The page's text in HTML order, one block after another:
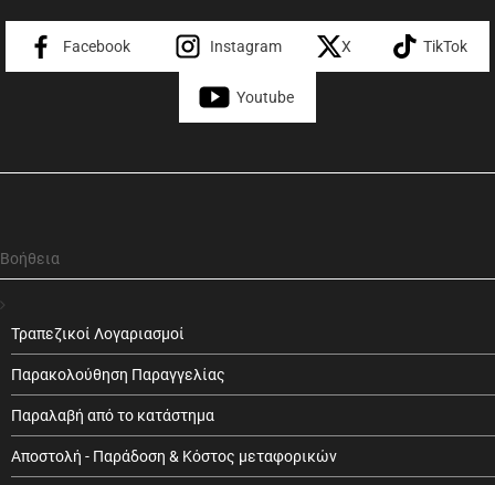
Facebook Instagram X TikTok
Youtube
Βοήθεια
Τραπεζικοί Λογαριασμοί
Παρακολούθηση Παραγγελίας
Παραλαβή από το κατάστημα
Αποστολή - Παράδοση & Κόστος μεταφορικών